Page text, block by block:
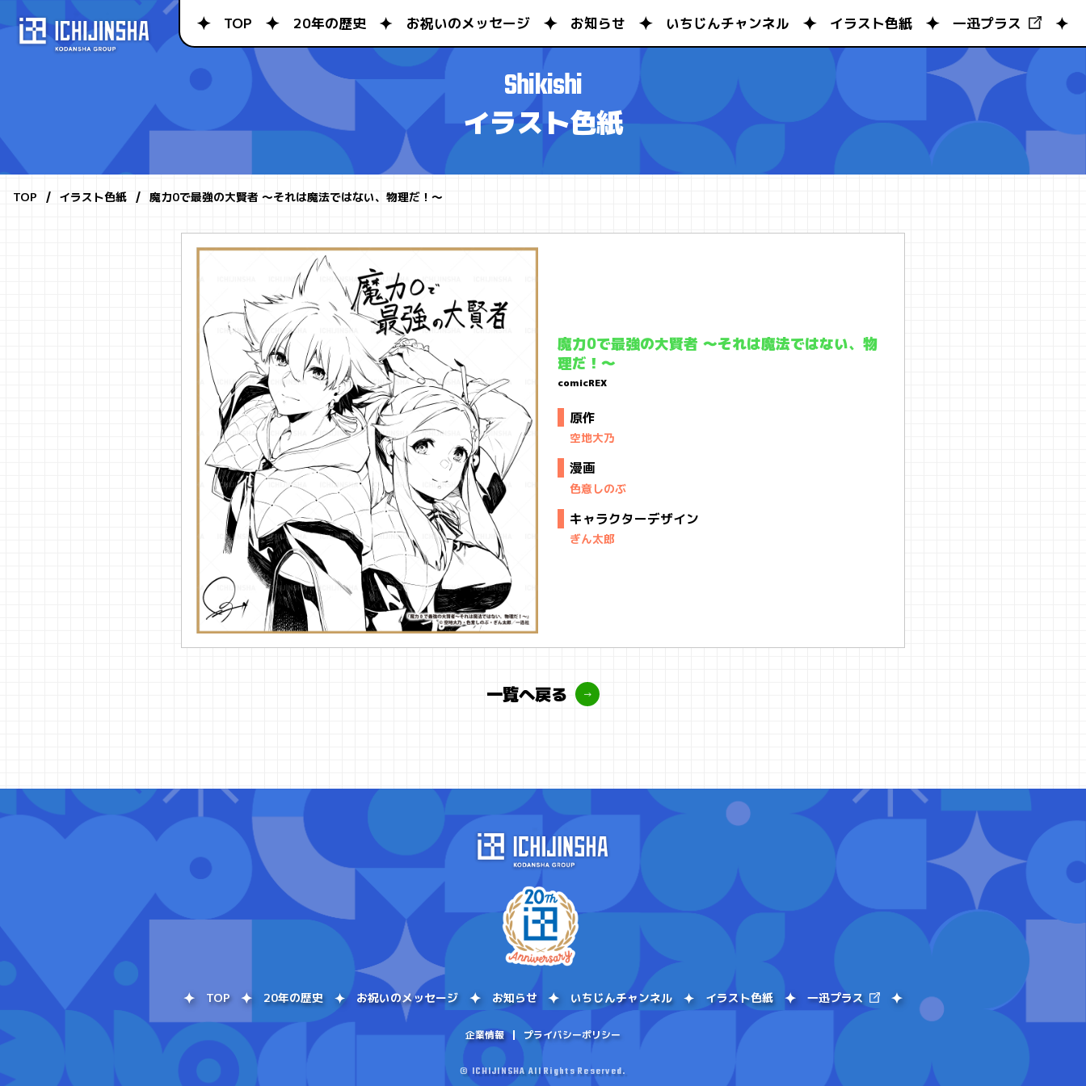
TOP 20年の歴史 お祝いのメッセージ お知らせ いちじんチャンネル イラスト色紙 一迅プラス
Shikishi
イラスト色紙
TOP イラスト色紙 魔力0で最強の大賢者 ～それは魔法ではない、物理だ！～
魔力0で最強の大賢者 ～それは魔法ではない、物
理だ！～
comicREX
原作
空地大乃
漫画
色意しのぶ
キャラクターデザイン
ぎん太郎
一覧へ戻る
TOP 20年の歴史 お祝いのメッセージ お知らせ いちじんチャンネル イラスト色紙 一迅プラス
企業情報 プライバシーポリシー
© ICHIJINSHA All Rights Reserved.